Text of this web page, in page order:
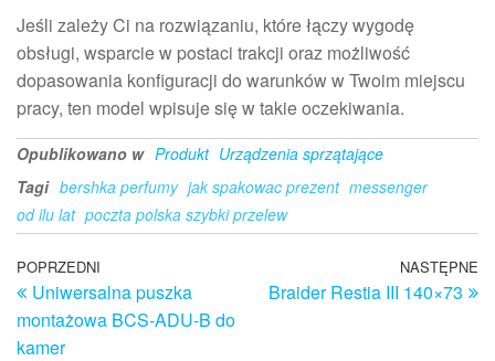
Jeśli zależy Ci na rozwiązaniu, które łączy wygodę
obsługi, wsparcie w postaci trakcji oraz możliwość
dopasowania konfiguracji do warunków w Twoim miejscu
pracy, ten model wpisuje się w takie oczekiwania.
Opublikowano w Produkt Urządzenia sprzątające
Tagi bershka perfumy jak spakowac prezent messenger
od ilu lat poczta polska szybki przelew
Nawigacja
wpisu
Poprzedni
wpis
POPRZEDNI
Uniwersalna puszka
montażowa BCS-ADU-B do
kamer
NASTĘPNE
Braider Restia III 140×73